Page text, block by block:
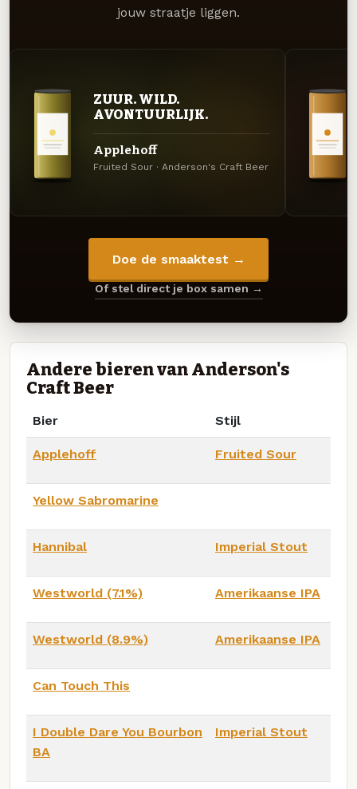
jouw straatje liggen.
ZUUR. WILD.
AVONTUURLIJK.
Applehoff
Fruited Sour · Anderson's Craft Beer
Doe de smaaktest →
Of stel direct je box samen →
Andere bieren van Anderson's
Craft Beer
Bier Stijl
Applehoff Fruited Sour
Yellow Sabromarine
Hannibal Imperial Stout
Westworld (7.1%) Amerikaanse IPA
Westworld (8.9%) Amerikaanse IPA
Can Touch This
I Double Dare You Bourbon
BA
Imperial Stout